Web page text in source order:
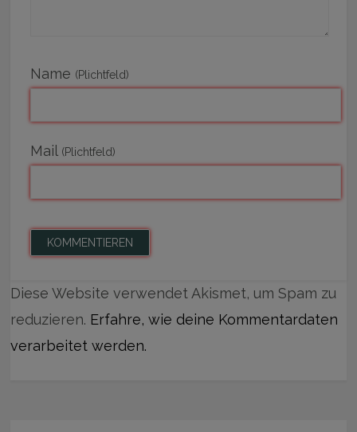
Name (Plichtfeld)
Mail (Plichtfeld)
Diese Website verwendet Akismet, um Spam zu
reduzieren. Erfahre, wie deine Kommentardaten
verarbeitet werden.